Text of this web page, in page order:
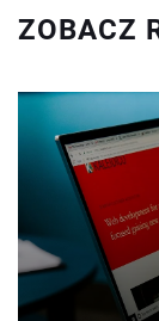
ZOBACZ